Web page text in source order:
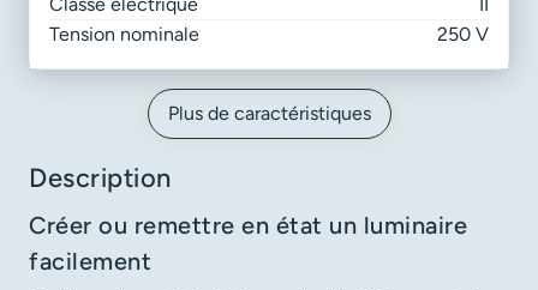
Tension nominale
250 V
Plus de caractéristiques
Description
Créer ou remettre en état un luminaire
facilement